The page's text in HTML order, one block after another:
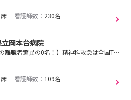
看護師数： 230名
岡本台病院
【新人の離職者驚異の0名！】精神科救急は全国TOPレベル/＜「やりがい」と「働きやすく続けやすい環境」を両立できる＞”ここでしかできない”精神科看護を提供中
看護師数： 109名